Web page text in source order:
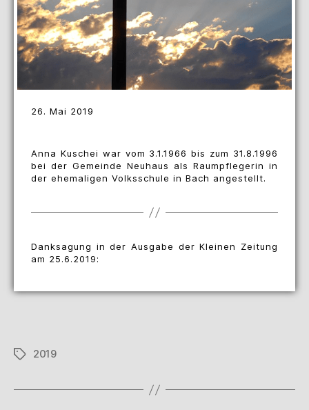
26. Mai 2019
Anna Kuschei war vom 3.1.1966 bis zum 31.8.1996
bei der Gemeinde Neuhaus als Raumpflegerin in
der ehemaligen Volksschule in Bach angestellt.
Danksagung in der Ausgabe der Kleinen Zeitung
am 25.6.2019:
2019